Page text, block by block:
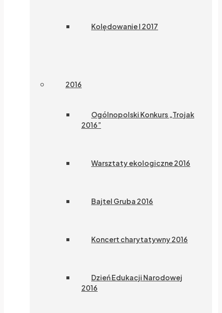
Kolędowanie I 2017
2016
Ogólnopolski Konkurs „Trojak
2016”
Warsztaty ekologiczne 2016
Bajtel Gruba 2016
Koncert charytatywny 2016
Dzień Edukacji Narodowej
2016